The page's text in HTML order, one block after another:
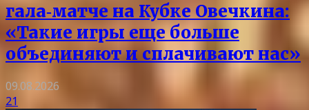
гала‑матче на Кубке Овечкина:
«Такие игры еще больше
объединяют и сплачивают нас»
09.08.2026
21